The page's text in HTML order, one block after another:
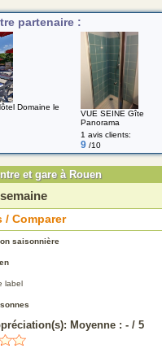
partenaire :
Domaine le
VUE SEINE Gîte
Panorama
1 avis clients:
9 /10
et gare à Rouen
/ Comparer
saisonnière
label
Moyenne : - / 5